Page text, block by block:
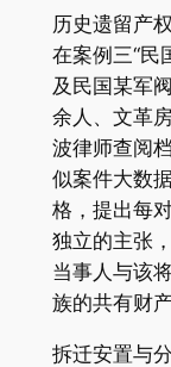
历史遗留产
在案例三“民
及民国某军
余人、文革
波律师查阅
似案件大数
格，提出每
独立的主张
当事人与该
族的共有财产
拆迁安置与